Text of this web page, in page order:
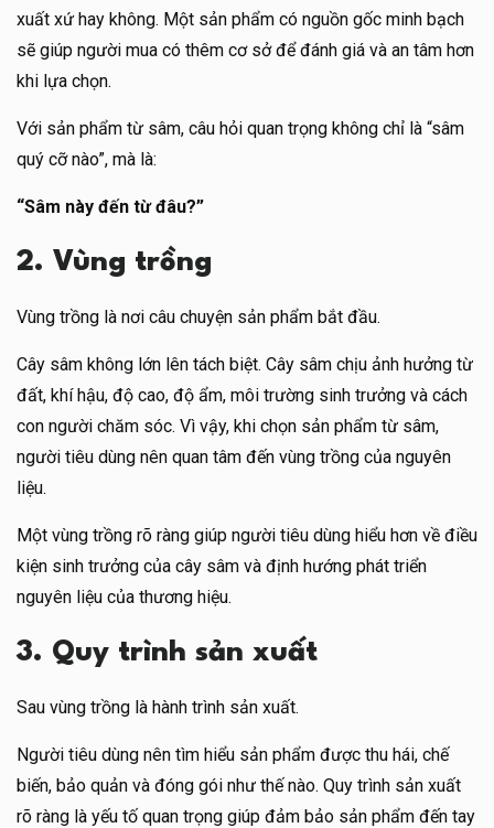
xuất xứ hay không. Một sản phẩm có nguồn gốc minh bạch
sẽ giúp người mua có thêm cơ sở để đánh giá và an tâm hơn
khi lựa chọn.
Với sản phẩm từ sâm, câu hỏi quan trọng không chỉ là “sâm
quý cỡ nào”, mà là:
“Sâm này đến từ đâu?”
2. Vùng trồng
Vùng trồng là nơi câu chuyện sản phẩm bắt đầu.
Cây sâm không lớn lên tách biệt. Cây sâm chịu ảnh hưởng từ
đất, khí hậu, độ cao, độ ẩm, môi trường sinh trưởng và cách
con người chăm sóc. Vì vậy, khi chọn sản phẩm từ sâm,
người tiêu dùng nên quan tâm đến vùng trồng của nguyên
liệu.
Một vùng trồng rõ ràng giúp người tiêu dùng hiểu hơn về điều
kiện sinh trưởng của cây sâm và định hướng phát triển
nguyên liệu của thương hiệu.
3. Quy trình sản xuất
Sau vùng trồng là hành trình sản xuất.
Người tiêu dùng nên tìm hiểu sản phẩm được thu hái, chế
biến, bảo quản và đóng gói như thế nào. Quy trình sản xuất
rõ ràng là yếu tố quan trọng giúp đảm bảo sản phẩm đến tay